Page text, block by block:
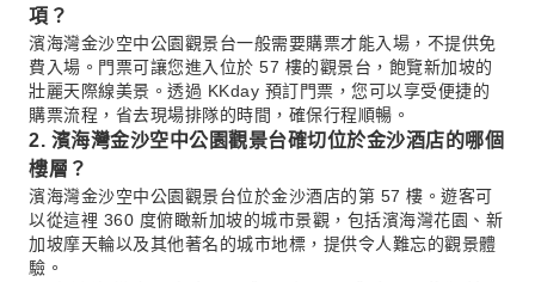
項？
濱海灣金沙空中公園觀景台一般需要購票才能入場，不提供免
費入場。門票可讓您進入位於 57 樓的觀景台，飽覽新加坡的
壯麗天際線美景。透過 KKday 預訂門票，您可以享受便捷的
購票流程，省去現場排隊的時間，確保行程順暢。
2. 濱海灣金沙空中公園觀景台確切位於金沙酒店的哪個
樓層？
濱海灣金沙空中公園觀景台位於金沙酒店的第 57 樓。遊客可
以從這裡 360 度俯瞰新加坡的城市景觀，包括濱海灣花園、新
加坡摩天輪以及其他著名的城市地標，提供令人難忘的觀景體
驗。